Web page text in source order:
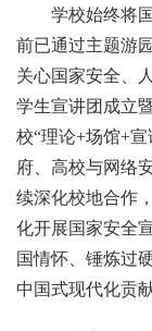
学校始终将
前已通过主题游
关心国家安全、
学生宣讲团成立
校“理论+场馆+
府、高校与网络
续深化校地合作
化开展国家安全
国情怀、锤炼过
中国式现代化贡